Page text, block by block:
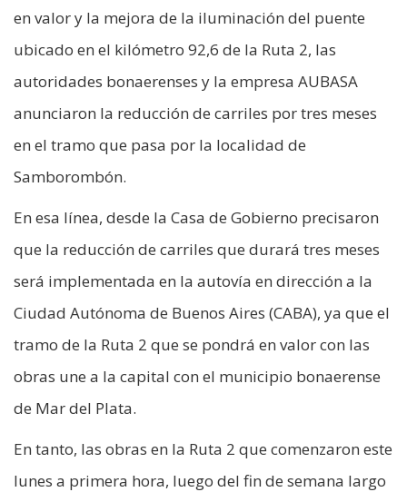
en valor y la mejora de la iluminación del puente
ubicado en el kilómetro 92,6 de la Ruta 2, las
autoridades bonaerenses y la empresa AUBASA
anunciaron la reducción de carriles por tres meses
en el tramo que pasa por la localidad de
Samborombón.
En esa línea, desde la Casa de Gobierno precisaron
que la reducción de carriles que durará tres meses
será implementada en la autovía en dirección a la
Ciudad Autónoma de Buenos Aires (CABA), ya que el
tramo de la Ruta 2 que se pondrá en valor con las
obras une a la capital con el municipio bonaerense
de Mar del Plata.
En tanto, las obras en la Ruta 2 que comenzaron este
lunes a primera hora, luego del fin de semana largo